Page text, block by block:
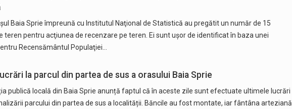
Baia Sprie împreună cu Institutul Naţional de Statistică au pregătit un număr de 15
teren pentru acţiunea de recenzare pe teren. Ei sunt uşor de identificat în baza unei
Recensământul Populaţiei…
la parcul din partea de sus a orasului Baia Sprie
publică locală din Baia Sprie anunță faptul că în aceste zile sunt efectuate ultimele lucrări
parcului din partea de sus a localității. Băncile au fost montate, iar fântâna arteziană